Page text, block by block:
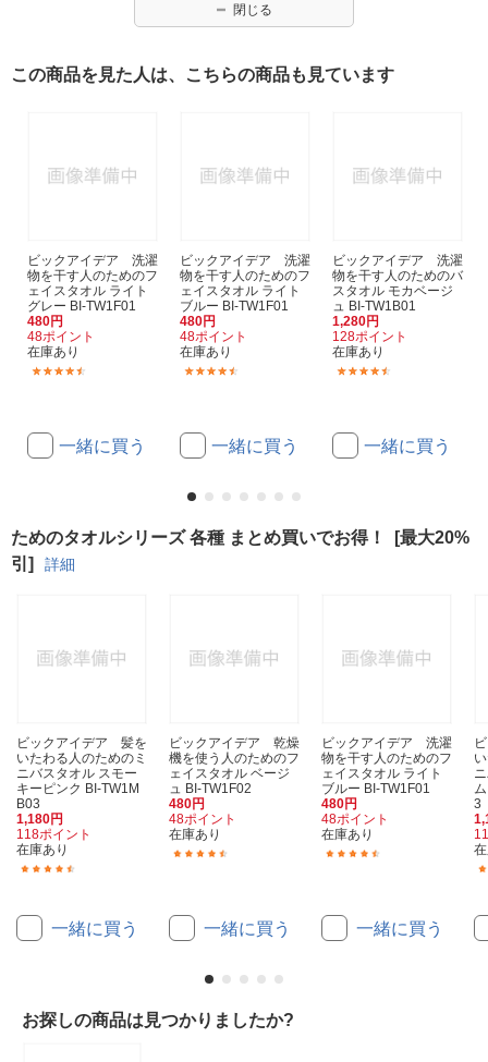
閉じる
この商品を見た人は、こちらの商品も見ています
ビックアイデア 洗濯
物を干す人のためのフ
ェイスタオル ライト
グレー BI-TW1F01
480円
48ポイント
在庫あり
一緒に買う
ビックアイデア 洗濯
物を干す人のためのフ
ェイスタオル ライト
ブルー BI-TW1F01
480円
48ポイント
在庫あり
一緒に買う
ビックアイデア 洗濯
物を干す人のためのバ
スタオル モカベージ
ュ BI-TW1B01
1,280円
128ポイント
在庫あり
一緒に買う
ためのタオルシリーズ 各種 まとめ買いでお得！
[最大20%
引]
詳細
ビックアイデア 髪を
いたわる人のためのミ
ニバスタオル スモー
キーピンク BI-TW1M
B03
1,180円
118ポイント
在庫あり
一緒に買う
ビックアイデア 乾燥
機を使う人のためのフ
ェイスタオル ベージ
ュ BI-TW1F02
480円
48ポイント
在庫あり
一緒に買う
ビックアイデア 洗濯
物を干す人のためのフ
ェイスタオル ライト
ブルー BI-TW1F01
480円
48ポイント
在庫あり
一緒に買う
3
お探しの商品は見つかりましたか?